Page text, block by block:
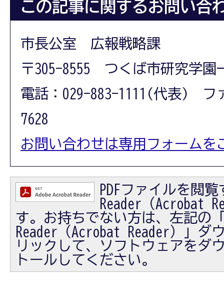
この記事に関するお問い合
市長公室 広報戦略課
〒305-8555 つくば市研究学園
電話：029-883-1111(代表) フ
7628
お問い合わせは専用フォームを
PDFファイルを閲
Reader（Acrobat
す。お持ちでない方は、左記の
Reader（Acrobat Reader）」ダ
リックして、ソフトウェアをダ
トールしてください。